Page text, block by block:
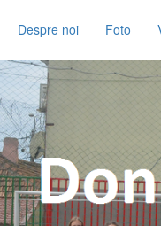
Despre noi Foto